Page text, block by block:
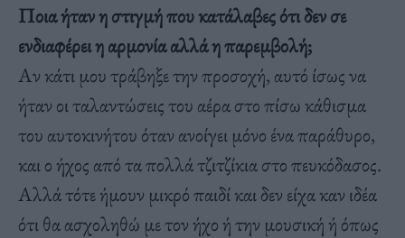
Ποια ήταν η στιγμή που κατάλαβες ότι δεν σε
ενδιαφέρει η αρμονία αλλά η παρεμβολή;
Αν κάτι μου τράβηξε την προσοχή, αυτό ίσως να
ήταν οι ταλαντώσεις του αέρα στο πίσω κάθισμα
του αυτοκινήτου όταν ανοίγει μόνο ένα παράθυρο,
και ο ήχος από τα πολλά τζιτζίκια στο πευκόδασος.
Αλλά τότε ήμουν μικρό παιδί και δεν είχα καν ιδέα
ότι θα ασχοληθώ με τον ήχο ή την μουσική ή όπως